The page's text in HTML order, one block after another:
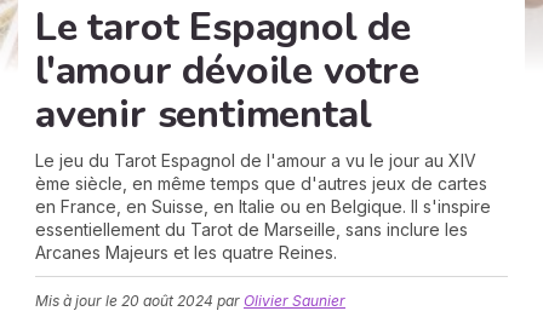
Le tarot Espagnol de
l'amour dévoile votre
avenir sentimental
Le jeu du Tarot Espagnol de l'amour a vu le jour au XIV
ème siècle, en même temps que d'autres jeux de cartes
en France, en Suisse, en Italie ou en Belgique. Il s'inspire
essentiellement du Tarot de Marseille, sans inclure les
Arcanes Majeurs et les quatre Reines.
Mis à jour le 20 août 2024 par Olivier Saunier